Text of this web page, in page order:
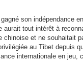
gagné son indépendance
tout intérêt à
et ne souhaitait
au Tibet depuis
internationale en jeu,